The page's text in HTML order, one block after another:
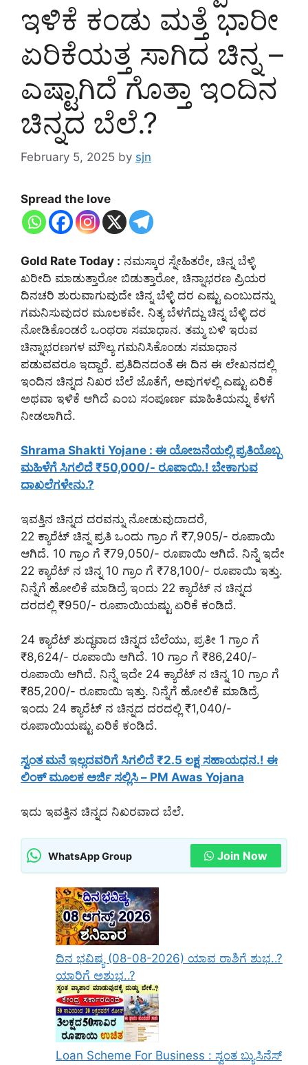
ಇಳಿಕೆ ಕಂಡು ಮತ್ತೆ ಭಾರೀ
ಏರಿಕೆಯತ್ತ ಸಾಗಿದ ಚಿನ್ನ –
ಎಷ್ಟಾಗಿದೆ ಗೊತ್ತಾ ಇಂದಿನ
ಚಿನ್ನದ ಬೆಲೆ.?
February 5, 2025 by sjn
Spread the love
Gold Rate Today : ನಮಸ್ಕಾರ ಸ್ನೇಹಿತರೇ, ಚಿನ್ನ ಬೆಳ್ಳಿ
ಖರೀದಿ ಮಾಡುತ್ತಾರೋ ಬಿಡುತ್ತಾರೋ, ಚಿನ್ನಾಭರಣ ಪ್ರಿಯರ
ದಿನಚರಿ ಶುರುವಾಗುವುದೇ ಚಿನ್ನ ಬೆಳ್ಳಿ ದರ ಎಷ್ಟು ಎಂಬುದನ್ನು
ಗಮನಿಸುವುದರ ಮೂಲಕವೇ. ನಿತ್ಯ ಬೆಳಗೆದ್ದು ಚಿನ್ನ ಬೆಳ್ಳಿ ದರ
ನೋಡಿಕೊಂಡರೆ ಒಂಥರಾ ಸಮಾಧಾನ. ತಮ್ಮ ಬಳಿ ಇರುವ
ಚಿನ್ನಾಭರಣಗಳ ಮೌಲ್ಯ ಗಮನಿಸಿಕೊಂಡು ಸಮಾಧಾನ
ಪಡುವವರೂ ಇದ್ದಾರೆ. ಪ್ರತಿದಿನದಂತೆ ಈ ದಿನ ಈ ಲೇಖನದಲ್ಲಿ
ಇಂದಿನ ಚಿನ್ನದ ನಿಖರ ಬೆಲೆ ಜೊತೆಗೆ, ಅವುಗಳಲ್ಲಿ ಎಷ್ಟು ಏರಿಕೆ
ಅಥವಾ ಇಳಿಕೆ ಆಗಿದೆ ಎಂಬ ಸಂಪೂರ್ಣ ಮಾಹಿತಿಯನ್ನು ಕೆಳಗೆ
ನೀಡಲಾಗಿದೆ.
Shrama Shakti Yojane : ಈ ಯೋಜನೆಯಲ್ಲಿ ಪ್ರತಿಯೊಬ್ಬ
ಮಹಿಳೆಗೆ ಸಿಗಲಿದೆ ₹50,000/- ರೂಪಾಯಿ.! ಬೇಕಾಗುವ
ದಾಖಲೆಗಳೇನು.?
ಇವತ್ತಿನ ಚಿನ್ನದ ದರವನ್ನು ನೋಡುವುದಾದರೆ,
22 ಕ್ಯಾರೆಟ್ ಚಿನ್ನ ಪ್ರತಿ ಒಂದು ಗ್ರಾಂ ಗೆ ₹7,905/- ರೂಪಾಯಿ
ಆಗಿದೆ. 10 ಗ್ರಾಂ ಗೆ ₹79,050/- ರೂಪಾಯಿ ಆಗಿದೆ. ನಿನ್ನೆ ಇದೇ
22 ಕ್ಯಾರೆಟ್ ನ ಚಿನ್ನ 10 ಗ್ರಾಂ ಗೆ ₹78,100/- ರೂಪಾಯಿ ಇತ್ತು.
ನಿನ್ನೆಗೆ ಹೋಲಿಕೆ ಮಾಡಿದ್ರೆ ಇಂದು 22 ಕ್ಯಾರೆಟ್ ನ ಚಿನ್ನದ
ದರದಲ್ಲಿ ₹950/- ರೂಪಾಯಿಯಷ್ಟು ಏರಿಕೆ ಕಂಡಿದೆ.
24 ಕ್ಯಾರೆಟ್ ಶುದ್ಧವಾದ ಚಿನ್ನದ ಬೆಲೆಯು, ಪ್ರತೀ 1 ಗ್ರಾಂ ಗೆ
₹8,624/- ರೂಪಾಯಿ ಆಗಿದೆ. 10 ಗ್ರಾಂ ಗೆ ₹86,240/-
ರೂಪಾಯಿ ಆಗಿದೆ. ನಿನ್ನೆ ಇದೇ 24 ಕ್ಯಾರೆಟ್ ನ ಚಿನ್ನ 10 ಗ್ರಾಂ ಗೆ
₹85,200/- ರೂಪಾಯಿ ಇತ್ತು. ನಿನ್ನೆಗೆ ಹೋಲಿಕೆ ಮಾಡಿದ್ರೆ
ಇಂದು 24 ಕ್ಯಾರೆಟ್ ನ ಚಿನ್ನದ ದರದಲ್ಲಿ ₹1,040/-
ರೂಪಾಯಿಯಷ್ಟು ಏರಿಕೆ ಕಂಡಿದೆ.
ಸ್ವಂತ ಮನೆ ಇಲ್ಲದವರಿಗೆ ಸಿಗಲಿದೆ ₹2.5 ಲಕ್ಷ ಸಹಾಯಧನ.! ಈ
ಲಿಂಕ್ ಮೂಲಕ ಅರ್ಜಿ ಸಲ್ಲಿಸಿ – PM Awas Yojana
ಇದು ಇವತ್ತಿನ ಚಿನ್ನದ ನಿಖರವಾದ ಬೆಲೆ.
WhatsApp Group Join Now
ದಿನ ಭವಿಷ್ಯ (08-08-2026) ಯಾವ ರಾಶಿಗೆ ಶುಭ..?
ಯಾರಿಗೆ ಅಶುಭ..?
Loan Scheme For Business : ಸ್ವಂತ ಬ್ಯುಸಿನೆಸ್